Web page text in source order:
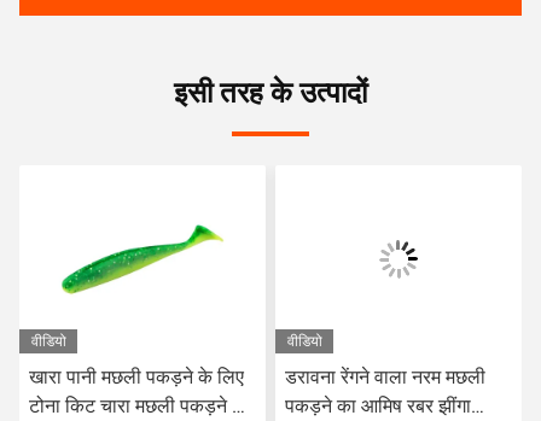
इसी तरह के उत्पादों
वीडियो
खारा पानी मछली पकड़ने के लिए
टोना किट चारा मछली पकड़ने के
वीडियो
डरावना रेंगने वाला नरम मछली
पकड़ने का आमिष रबर झींगा